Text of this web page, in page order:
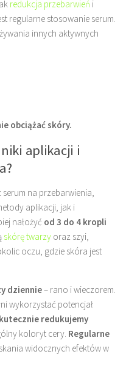
redukcja przebarwień i
regularne stosowanie serum.
innych aktywnych
obciążać skóry.
aplikacji i
serum na przebarwienia,
aplikacji, jak i
nałożyć od 3 do 4 kropli
skórę twarzy oraz szyi,
oczu, gdzie skóra jest
dziennie– rano i wieczorem.
wykorzystać potencjał
redukujemy
koloryt cery. Regularne
widocznych efektów w